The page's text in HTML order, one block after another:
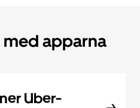
med apparna
Uber-